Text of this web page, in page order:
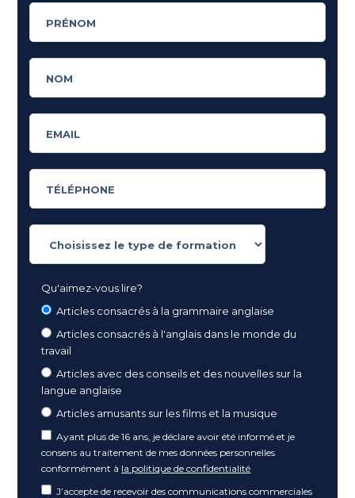
Qu'aimez-vous lire?
Articles consacrés à la grammaire anglaise
Articles consacrés à l'anglais dans le monde du
travail
Articles avec des conseils et des nouvelles sur la
langue anglaise
Articles amusants sur les films et la musique
Ayant plus de 16 ans, je déclare avoir été informé et je
consens au traitement de mes données personnelles
conformément à la politique de confidentialité
J’accepte de recevoir des communications commerciales